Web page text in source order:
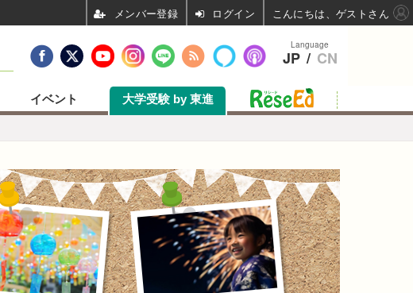
イベント 大学受験 by 東進
Language
JP / CN
ログイン こんにちは、ゲストさん